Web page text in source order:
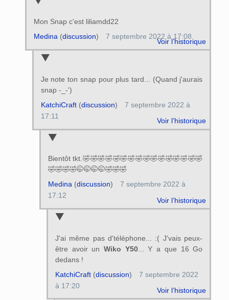
Mon Snap c'est liliamdd22
Voir l’historique
Medina(discussion) 7 septembre 2022 à 17:08
Je note ton snap pour plus tard... (Quand j'aurais
snap -_-')
Voir l’historique
KatchiCraft(discussion)
7 septembre 2022 à
17:11
Bientôt tkt.🤣🤣🤣🤣🤣🤣🤣🤣🤣🤣🤣🤣🤣🤣🤣🤣
🤣🤣🤣🤣🤭🤭🤭🤭🤣🤣🤣
Voir l’historique
Medina (discussion)
7 septembre 2022 à
17:12
J'ai même pas d'téléphone... :( J'vais peux-
être avoir un Wiko Y50... Y a que 16 Go
dedans !
Voir l’historique
KatchiCraft(discussion)
7 septembre 2022
à 17:20